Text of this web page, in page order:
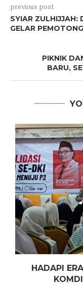
previous post
SYIAR ZULHIJJAH:
GELAR
PIKNIK
BARU,
HADAPI